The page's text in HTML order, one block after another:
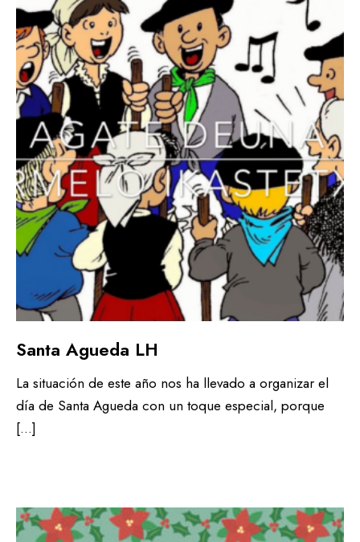
Santa Agueda LH
La situación de este año nos ha llevado a organizar el
día de Santa Agueda con un toque especial, porque
[…]